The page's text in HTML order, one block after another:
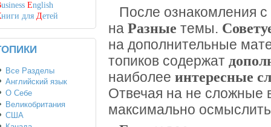
После ознакомления
на Разные темы.
на дополнительные
топиков содержат
наиболее интересные
Отвечая на не сложные
максимально
usiness English
ниги для Детей
Все Разделы
Английский язык
О Себе
Великобритания
США